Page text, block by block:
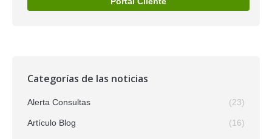
Categorías de las noticias
Alerta Consultas (23)
Artículo Blog (16)